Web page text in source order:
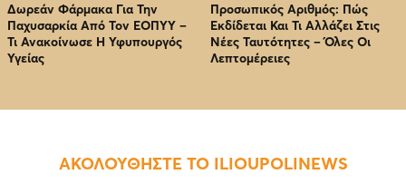
Δωρεάν Φάρμακα Για Την
Παχυσαρκία Από Τον EOΠΥΥ –
Τι Ανακοίνωσε Η Υφυπουργός
Υγείας
Προσωπικός Αριθμός: Πώς
Εκδίδεται Και Τι Αλλάζει Στις
Νέες Ταυτότητες – Όλες Οι
Λεπτομέρειες
ΑΚΟΛΟΥΘΗΣΤΕ ΤΟ ILIOUPOLINEWS